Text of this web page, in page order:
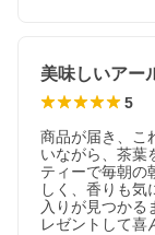
美味しいアー
5
商品が届き、こ
いながら、茶葉
ティーで毎朝の
しく、香りも気
入りが見つかる
レゼントして喜